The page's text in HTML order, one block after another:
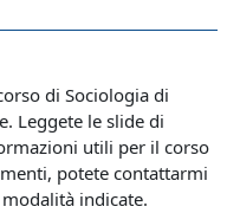
di Sociologia di
Leggete le slide di
utili per il corso
potete contattarmi
indicate.